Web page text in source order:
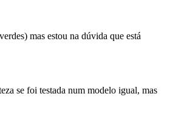
mas estou na dúvida que está
se foi testada num modelo igual, mas